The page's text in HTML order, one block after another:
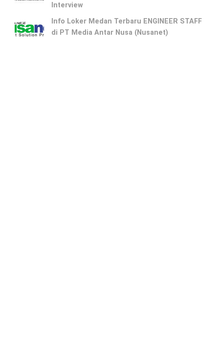
Interview
Info Loker Medan Terbaru ENGINEER STAFF
di PT Media Antar Nusa (Nusanet)